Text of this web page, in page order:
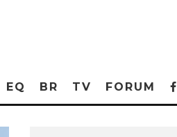
EQ BR TV FORUM